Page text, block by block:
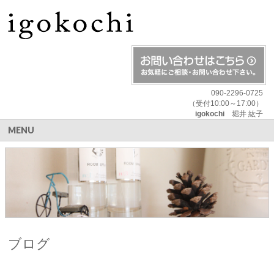
090-2296-0725
（受付10:00～17:00）
igokochi堀井 紘子
MENU
ブログ